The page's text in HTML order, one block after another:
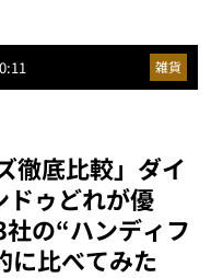
雑貨
徹底比較」ダイ
ドゥどれが優
の“ハンディフ
に比べてみた